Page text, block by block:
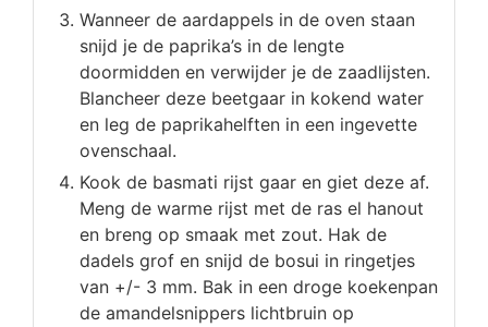
Wanneer de aardappels in de oven staan
snijd je de paprika’s in de lengte
doormidden en verwijder je de zaadlijsten.
Blancheer deze beetgaar in kokend water
en leg de paprikahelften in een ingevette
ovenschaal.
Kook de basmati rijst gaar en giet deze af.
Meng de warme rijst met de ras el hanout
en breng op smaak met zout. Hak de
dadels grof en snijd de bosui in ringetjes
van +/- 3 mm. Bak in een droge koekenpan
de amandelsnippers lichtbruin op